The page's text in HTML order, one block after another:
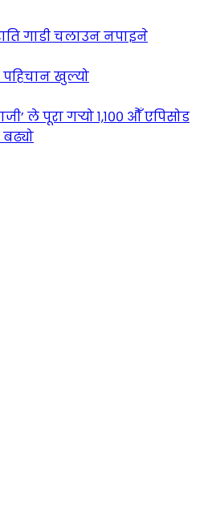
गाडी चलाउन नपाइने
पहिचान खुल्यो
ले पूरा गर्‍यो १,१०० औँ एपिसोड